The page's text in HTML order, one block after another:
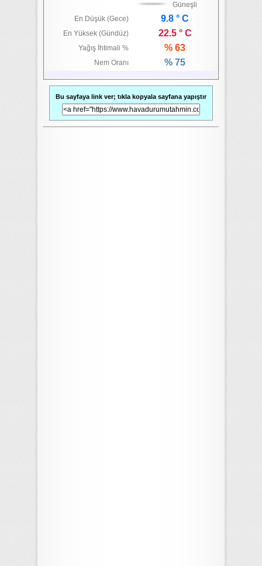
Güneşli
En Düşük (Gece)
9.8 ° C
En Yüksek (Gündüz) 22.5 ° C
Yağış İhtimali % % 63
Nem Oranı % 75
Bu sayfaya link ver; tıkla kopyala sayfana yapıştır